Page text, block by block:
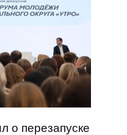
о перезапуске